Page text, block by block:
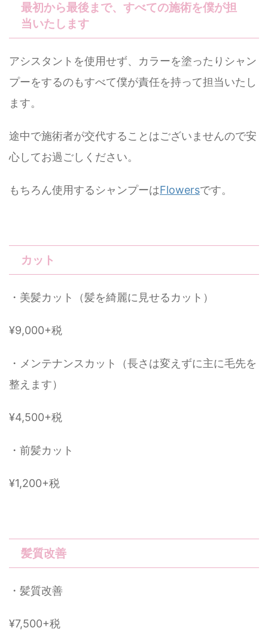
最初から最後まで、すべての施術を僕が担
当いたします
アシスタントを使用せず、カラーを塗ったりシャン
プーをするのもすべて僕が責任を持って担当いたし
ます。
途中で施術者が交代することはございませんので安
心してお過ごしください。
もちろん使用するシャンプーはFlowersです。
カット
・美髪カット（髪を綺麗に見せるカット）
¥9,000+税
・メンテナンスカット（長さは変えずに主に毛先を
整えます）
¥4,500+税
・前髪カット
¥1,200+税
髪質改善
・髪質改善
¥7,500+税